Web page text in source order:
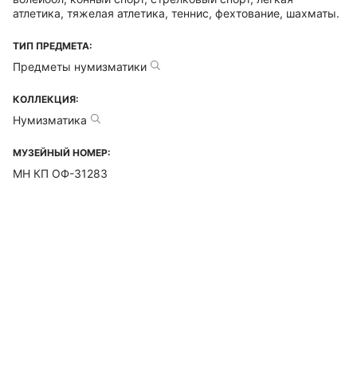
атлетика, тяжелая атлетика, теннис, фехтование, шахматы.
ТИП ПРЕДМЕТА:
Предметы нумизматики
КОЛЛЕКЦИЯ:
Нумизматика
МУЗЕЙНЫЙ НОМЕР:
МН КП ОФ-31283